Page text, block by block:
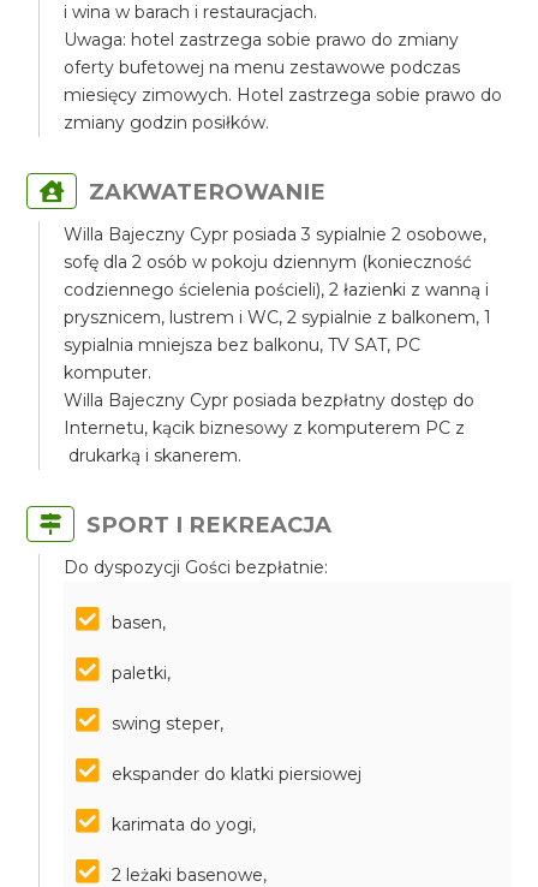
i wina w barach i restauracjach.
Uwaga: hotel zastrzega sobie prawo do zmiany
oferty bufetowej na menu zestawowe podczas
miesięcy zimowych. Hotel zastrzega sobie prawo do
zmiany godzin posiłków.
ZAKWATEROWANIE
Willa Bajeczny Cypr posiada 3 sypialnie 2 osobowe,
sofę dla 2 osób w pokoju dziennym (konieczność
codziennego ścielenia pościeli), 2 łazienki z wanną i
prysznicem, lustrem i WC, 2 sypialnie z balkonem, 1
sypialnia mniejsza bez balkonu, TV SAT, PC
komputer.
Willa Bajeczny Cypr posiada bezpłatny dostęp do
Internetu, kącik biznesowy z komputerem PC z
drukarką i skanerem.
SPORT I REKREACJA
Do dyspozycji Gości bezpłatnie:
basen,
paletki,
swing steper,
ekspander do klatki piersiowej
karimata do yogi,
2 leżaki basenowe,